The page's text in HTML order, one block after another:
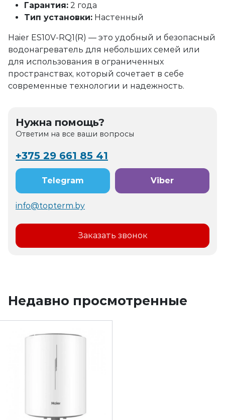
Гарантия: 2 года
Тип установки: Настенный
Haier ES10V-RQ1(R) — это удобный и безопасный
водонагреватель для небольших семей или
для использования в ограниченных
пространствах, который сочетает в себе
современные технологии и надежность.
Нужна помощь?
Ответим на все ваши вопросы
+375 29 661 85 41
Telegram Viber
info@topterm.by
Заказать звонок
Недавно просмотренные